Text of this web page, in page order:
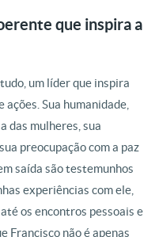
que inspira a
um líder que inspira
Sua humanidade,
das mulheres, sua
preocupação com a paz
saída são testemunhos
experiências com ele,
os encontros pessoais e
Francisco não é apenas